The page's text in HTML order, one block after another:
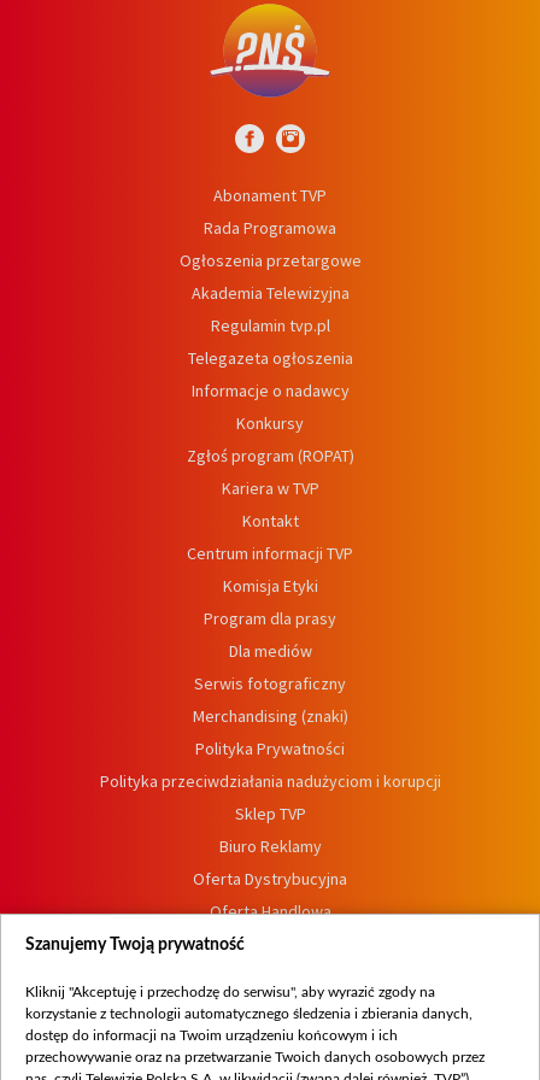
Abonament TVP
Rada Programowa
Ogłoszenia przetargowe
Akademia Telewizyjna
Regulamin tvp.pl
Telegazeta ogłoszenia
Informacje o nadawcy
Konkursy
Zgłoś program (ROPAT)
Kariera w TVP
Kontakt
Centrum informacji TVP
Komisja Etyki
Program dla prasy
Dla mediów
Serwis fotograficzny
Merchandising (znaki)
Polityka Prywatności
Polityka przeciwdziałania nadużyciom i korupcji
Sklep TVP
Biuro Reklamy
Oferta Dystrybucyjna
Oferta Handlowa
Dostępność
Procedura zgłoszeń wewnętrznych
Szanujemy Twoją prywatność
Kliknij "Akceptuję i przechodzę do serwisu", aby wyrazić zgody na
korzystanie z technologii automatycznego śledzenia i zbierania danych,
dostęp do informacji na Twoim urządzeniu końcowym i ich
przechowywanie oraz na przetwarzanie Twoich danych osobowych przez